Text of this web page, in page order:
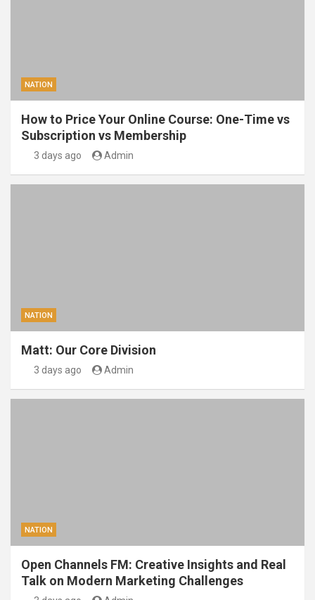
NATION
How to Price Your Online Course: One-Time vs
Subscription vs Membership
3 days ago Admin
NATION
Matt: Our Core Division
3 days ago Admin
NATION
Open Channels FM: Creative Insights and Real
Talk on Modern Marketing Challenges